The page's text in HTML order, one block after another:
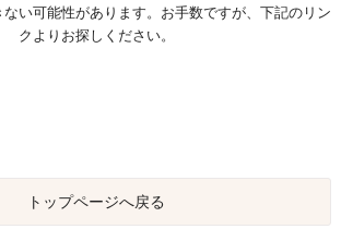
い可能性があります。お手数ですが、下記のリン
クよりお探しください。
トップページへ戻る